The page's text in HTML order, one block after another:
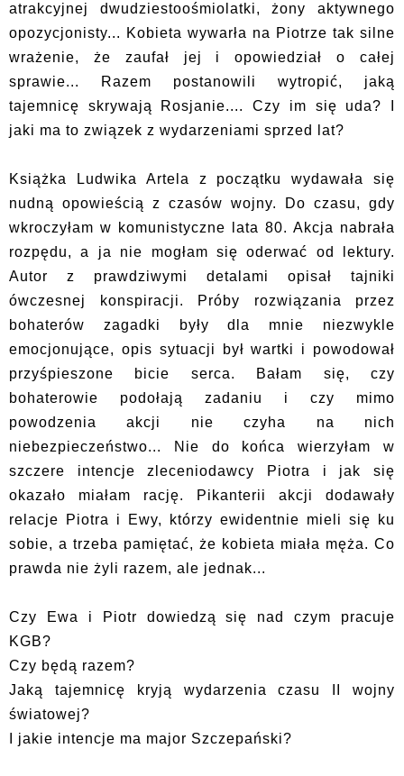
atrakcyjnej dwudziestoośmiolatki, żony aktywnego
opozycjonisty... Kobieta wywarła na Piotrze tak silne
wrażenie, że zaufał jej i opowiedział o całej
sprawie... Razem postanowili wytropić, jaką
tajemnicę skrywają Rosjanie.... Czy im się uda? I
jaki ma to związek z wydarzeniami sprzed lat?
Książka Ludwika Artela z początku wydawała się
nudną opowieścią z czasów wojny. Do czasu, gdy
wkroczyłam w komunistyczne lata 80. Akcja nabrała
rozpędu, a ja nie mogłam się oderwać od lektury.
Autor z prawdziwymi detalami opisał tajniki
ówczesnej konspiracji. Próby rozwiązania przez
bohaterów zagadki były dla mnie niezwykle
emocjonujące, opis sytuacji był wartki i powodował
przyśpieszone bicie serca. Bałam się, czy
bohaterowie podołają zadaniu i czy mimo
powodzenia akcji nie czyha na nich
niebezpieczeństwo... Nie do końca wierzyłam w
szczere intencje zleceniodawcy Piotra i jak się
okazało miałam rację. Pikanterii akcji dodawały
relacje Piotra i Ewy, którzy ewidentnie mieli się ku
sobie, a trzeba pamiętać, że kobieta miała męża. Co
prawda nie żyli razem, ale jednak...
Czy Ewa i Piotr dowiedzą się nad czym pracuje
KGB?
Czy będą razem?
Jaką tajemnicę kryją wydarzenia czasu II wojny
światowej?
I jakie intencje ma major Szczepański?